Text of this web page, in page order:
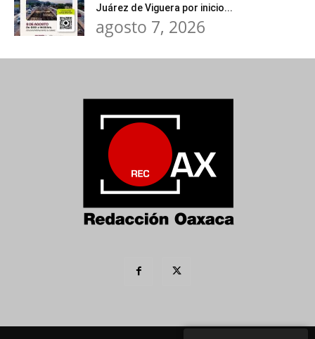
Juárez de Viguera por inicio...
agosto 7, 2026